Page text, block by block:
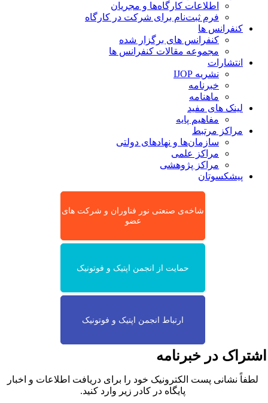
اطلاعات کارگاه‌ها و مجریان
فرم ثبت‌نام برای شرکت در کارگاه
کنفرانس ها
کنفرانس های برگزار شده
مجموعه مقالات کنفرانس ها
انتشارات
نشریه IJOP
خبرنامه
ماهنامه
لینک های مفید
مفاهیم پایه
مراکز مرتبط
سازمان‌ها و نهادهای دولتی
مراکز علمی
مراکز پژوهشی
پیشکسوتان
شاخه‌ی صنعتی نور فناوران و شرکت های
عضو
حمایت از انجمن اپتیک و فوتونیک
ارتباط انجمن اپتیک و فوتونیک
در خبرنامه
لطفاً نشانی پست الکترونیک خود را برای دریافت اطلاعات و اخبار
پایگاه در کادر زیر وارد کنید.